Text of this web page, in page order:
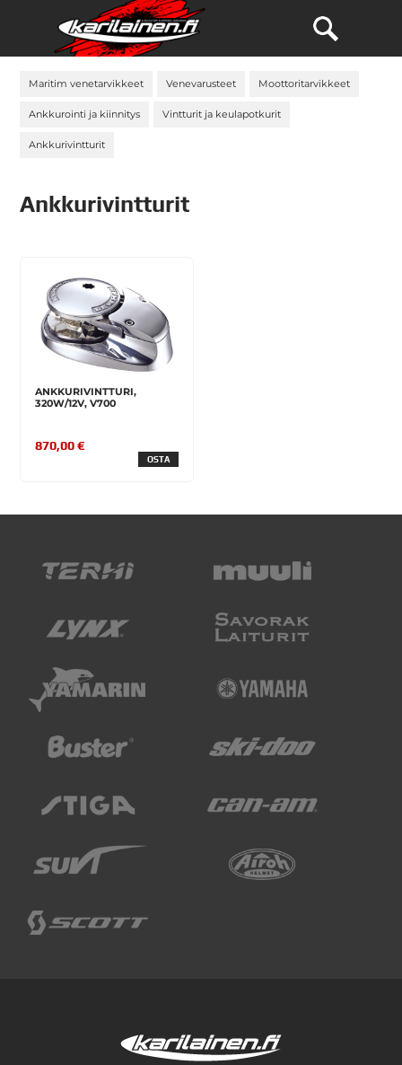
Maritim venetarvikkeet Venevarusteet Moottoritarvikkeet
Ankkurointi ja kiinnitys Vintturit ja keulapotkurit
Ankkurivintturit
Ankkurivintturit
ANKKURIVINTTURI,
320W/12V, V700
870,00 €
OSTA